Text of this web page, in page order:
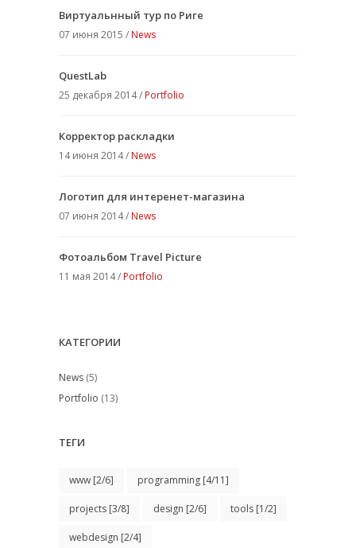
Виртуальнный тур по Риге
07 июня 2015 / News
QuestLab
25 декабря 2014 / Portfolio
Корректор раскладки
14 июня 2014 / News
Логотип для интеренет-магазина
07 июня 2014 / News
Фотоальбом Travel Picture
11 мая 2014 / Portfolio
КАТЕГОРИИ
News (5)
Portfolio (13)
ТЕГИ
www [2/6] programming [4/11]
projects [3/8] design [2/6] tools [1/2]
webdesign [2/4]